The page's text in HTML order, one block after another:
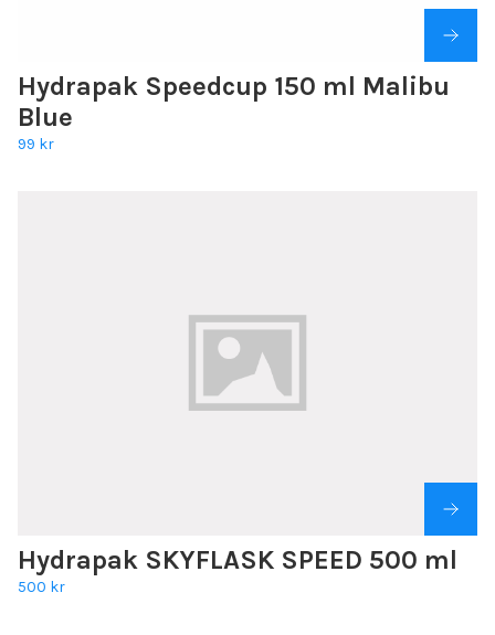
Hydrapak Speedcup 150 ml Malibu
Blue
99 kr
Hydrapak SKYFLASK SPEED 500 ml
500 kr